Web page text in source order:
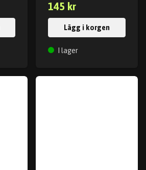
145 kr
Lägg i korgen
I lager